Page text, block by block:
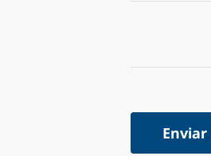
Enviar